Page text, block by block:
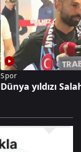
Spor
Dünya yıldızı